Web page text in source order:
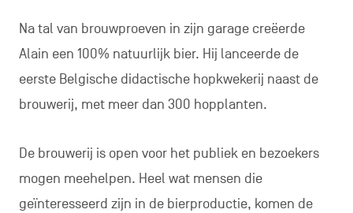
Na tal van brouwproeven in zijn garage creëerde
Alain een 100% natuurlijk bier. Hij lanceerde de
eerste Belgische didactische hopkwekerij naast de
brouwerij, met meer dan 300 hopplanten.
De brouwerij is open voor het publiek en bezoekers
mogen meehelpen. Heel wat mensen die
geïnteresseerd zijn in de bierproductie, komen de